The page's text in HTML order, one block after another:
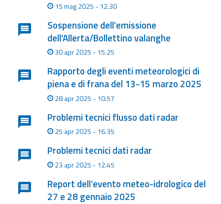
Aggiornamenti
Informazioni
utili
Domande
frequenti
Guida per gli
sviluppatori
Il progetto
Allerta
Meteo
15 mag 2025 - 12.30
Sospensione dell’emissione
dell'Allerta/Bollettino valanghe
30 apr 2025 - 15.25
Rapporto degli eventi meteorologici di
piena e di frana del 13-15 marzo 2025
28 apr 2025 - 10.57
Problemi tecnici flusso dati radar
25 apr 2025 - 16.35
Problemi tecnici dati radar
23 apr 2025 - 12.45
Report dell’evento meteo-idrologico del
27 e 28 gennaio 2025